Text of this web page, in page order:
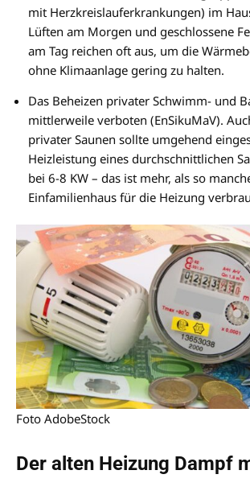
mit Herzkreislauferkrankungen) im
Lüften am Morgen und geschlossene
am Tag reichen oft aus, um die
ohne Klimaanlage gering zu halten.
Das Beheizen privater Schwimm- und
mittlerweile verboten (EnSikuMaV).
privater Saunen sollte umgehend
Heizleistung eines durchschnittlichen
bei 6-8 KW – das ist mehr, als so
Einfamilienhaus für die Heizung
Foto AdobeStock
Der alten Heizung Dampf